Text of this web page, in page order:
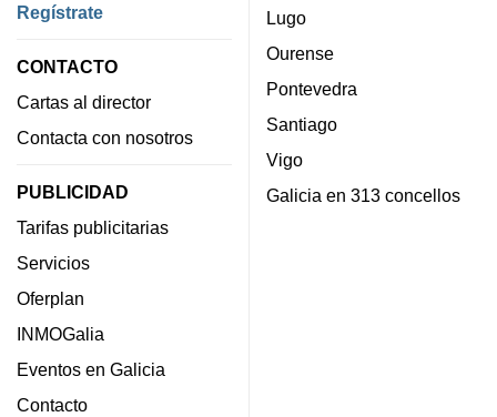
Regístrate
CONTACTO
Cartas al director
Contacta con nosotros
PUBLICIDAD
Tarifas publicitarias
Servicios
Oferplan
INMOGalia
Eventos en Galicia
Contacto
Lugo
Ourense
Pontevedra
Santiago
Vigo
Galicia en 313 concellos